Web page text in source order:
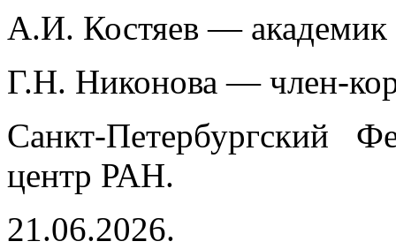
А.И. Костяев —
Г.Н. Никонова — член-
Санкт-Петербургский
центр РАН.
21.06.2026.